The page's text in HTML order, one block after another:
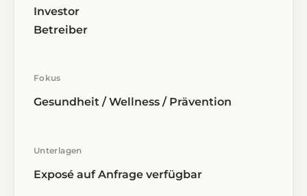
Investor
Betreiber
Fokus
Gesundheit / Wellness / Prävention
Unterlagen
Exposé auf Anfrage verfügbar